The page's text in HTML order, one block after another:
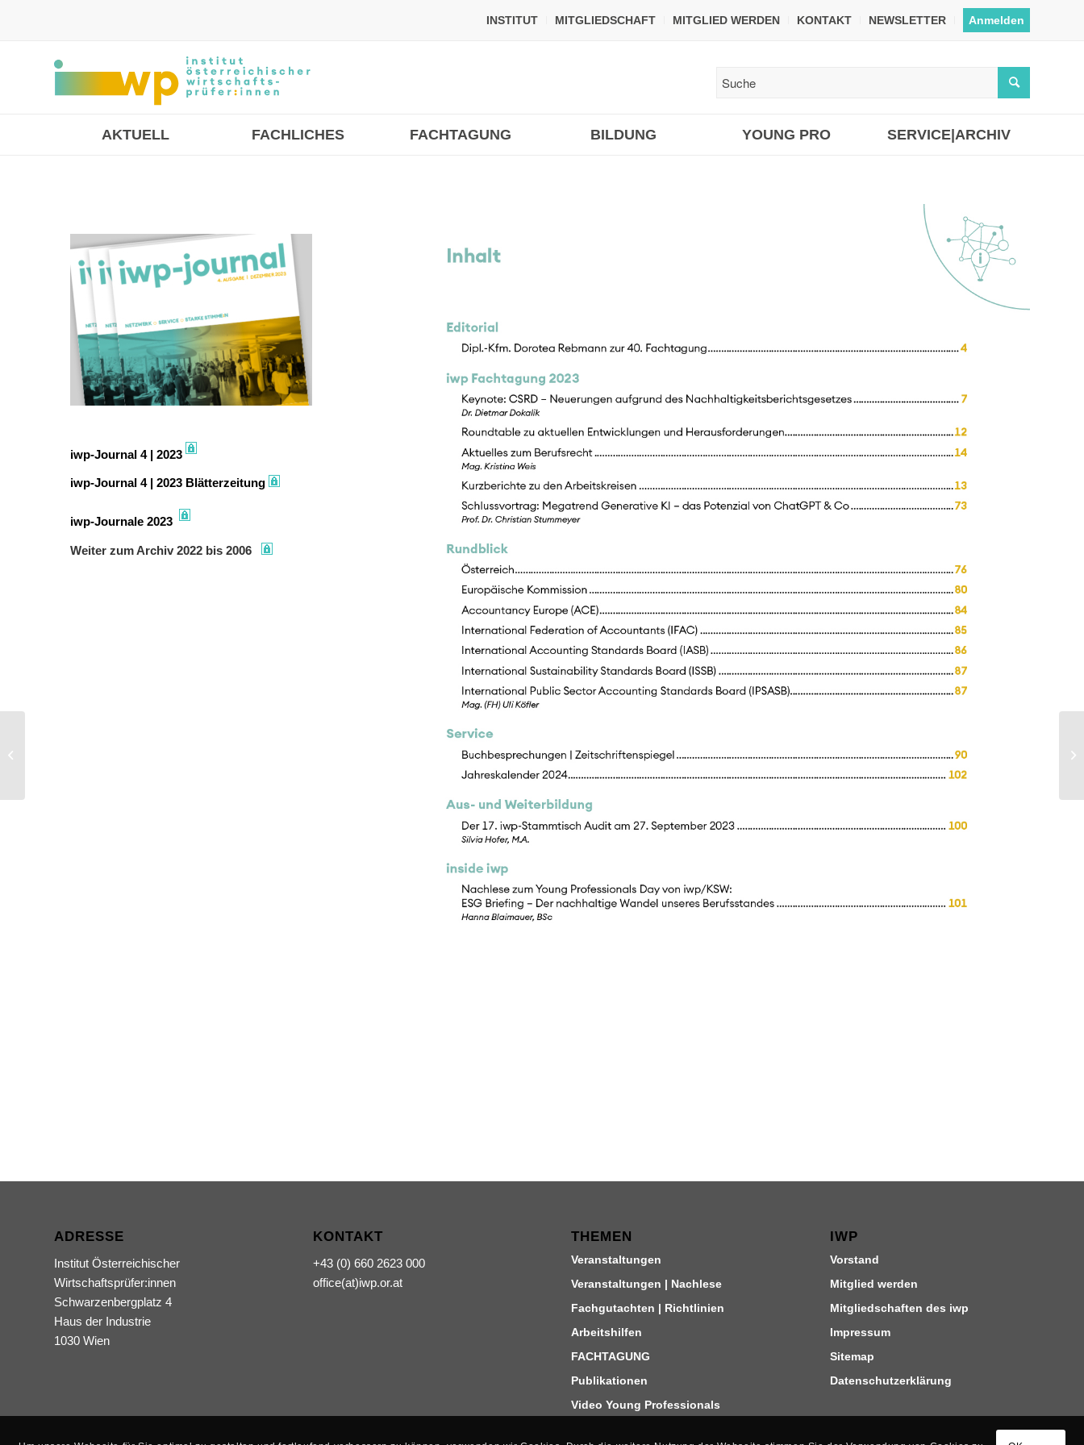
INSTITUT MITGLIEDSCHAFT MITGLIED WERDEN KONTAKT NEWSLETTER Anmelden
AKTUELL FACHLICHES FACHTAGUNG BILDUNG YOUNG PRO SERVICE|ARCHIV
iwp-Journal 4 | 2023
iwp-Journal 4 | 2023 Blätterzeitung
iwp-Journale 2023
Weiter zum Archiv 2022 bis 2006
ADRESSE
Institut Österreichischer
Wirtschaftsprüfer:innen
Schwarzenbergplatz 4
Haus der Industrie
1030 Wien
KONTAKT
+43 (0) 660 2623 000
office(at)iwp.or.at
THEMEN
Veranstaltungen
Veranstaltungen | Nachlese
Fachgutachten | Richtlinien
Arbeitshilfen
FACHTAGUNG
Publikationen
Video Young Professionals
IWP
Vorstand
Mitglied werden
Mitgliedschaften des iwp
Impressum
Sitemap
Datenschutzerklärung